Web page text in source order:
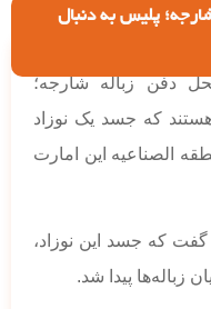
پلیس به دنبال
دفن زباله شارجه؛
که جسد یک نوزاد
الصناعیه این امارت
که جسد این نوزاد،